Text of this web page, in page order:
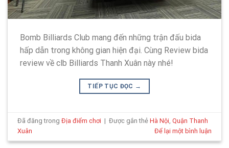
Bomb Billiards Club mang đến những trận đấu bida
hấp dẫn trong không gian hiện đại. Cùng Review bida
review về clb Billiards Thanh Xuân này nhé!
TIẾP TỤC ĐỌC →
Đã đăng trongĐịa điểm chơi | Được gắn thẻHà Nội,Quận Thanh
Xuân
Để lại một bình luận